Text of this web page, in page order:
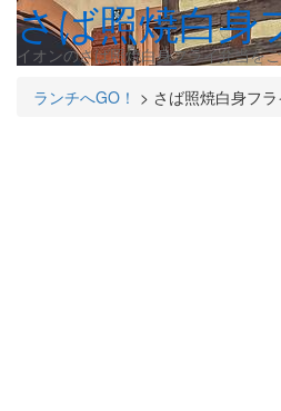
さば照焼白身
イオンのさば照焼白身フライ弁当をご
ランチへGO！ > さば照焼白身フ